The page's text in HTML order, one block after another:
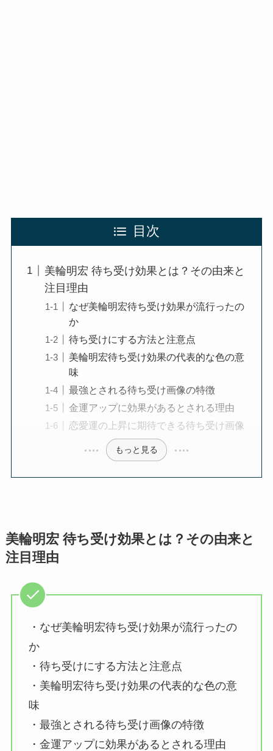
目次
美輪明宏 待ち受け効果とは？その由来と
注目理由
なぜ美輪明宏待ち受け効果が流行ったの
か
待ち受けにする方法と注意点
美輪明宏待ち受け効果の代表的な色の意
味
最強とされる待ち受け画像の特徴
金運アップに効果があるとされる理由
恋愛運の上昇に期待できる待ち受け画像
もっと見る
美輪明宏 待ち受け効果とは？その由来と
注目理由
・なぜ美輪明宏待ち受け効果が流行ったの
か
・待ち受けにする方法と注意点
・美輪明宏待ち受け効果の代表的な色の意
味
・最強とされる待ち受け画像の特徴
・金運アップに効果があるとされる理由